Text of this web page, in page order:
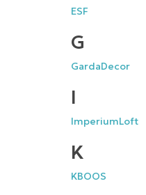
ESF
G
GardaDecor
I
ImperiumLoft
K
KBOOS